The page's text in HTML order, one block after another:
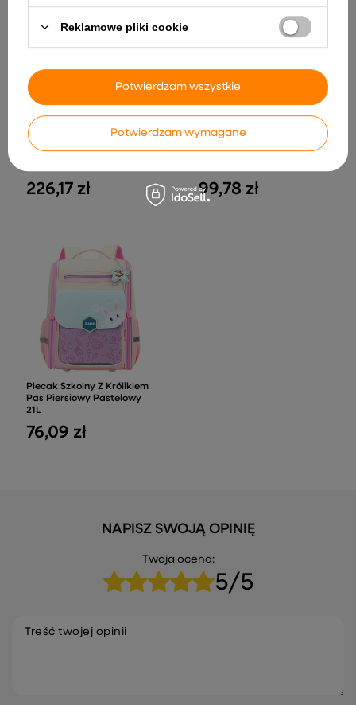
226,17 zł 99,78 zł
Plecak Szkolny Z Królikiem
Pas Piersiowy Pastelowy
21L
76,09 zł
NAPISZ SWOJĄ OPINIĘ
Twoja ocena:
5/5
Treść twojej opinii
Reklamowe pliki cookie
Potwierdzam wymagane
Potwierdzam wszystkie